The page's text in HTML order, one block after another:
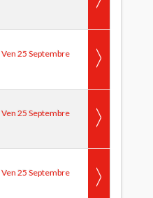
25 Septembre
25 Septembre
25 Septembre